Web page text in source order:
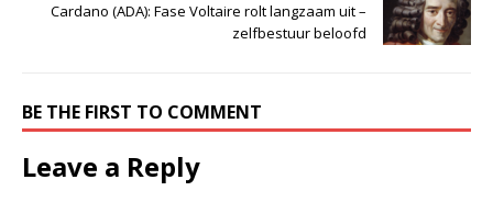
Cardano (ADA): Fase Voltaire rolt langzaam uit –
zelfbestuur beloofd
BE THE FIRST TO COMMENT
Leave a Reply